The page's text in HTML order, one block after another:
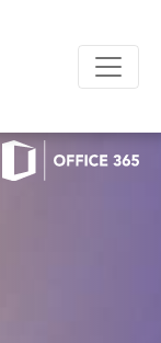
OFFICE 365 LOGIN